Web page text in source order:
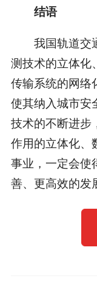
结语
我国轨道交
测技术的立体化
传输系统的网络
使其纳入城市安
技术的不断进步
作用的立体化、
事业，一定会使
善、更高效的发